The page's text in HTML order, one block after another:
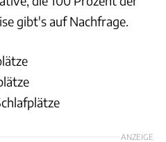
gibt's auf Nachfrage.
ANZEIGE